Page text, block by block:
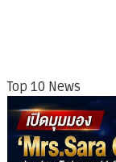
Top 10 News